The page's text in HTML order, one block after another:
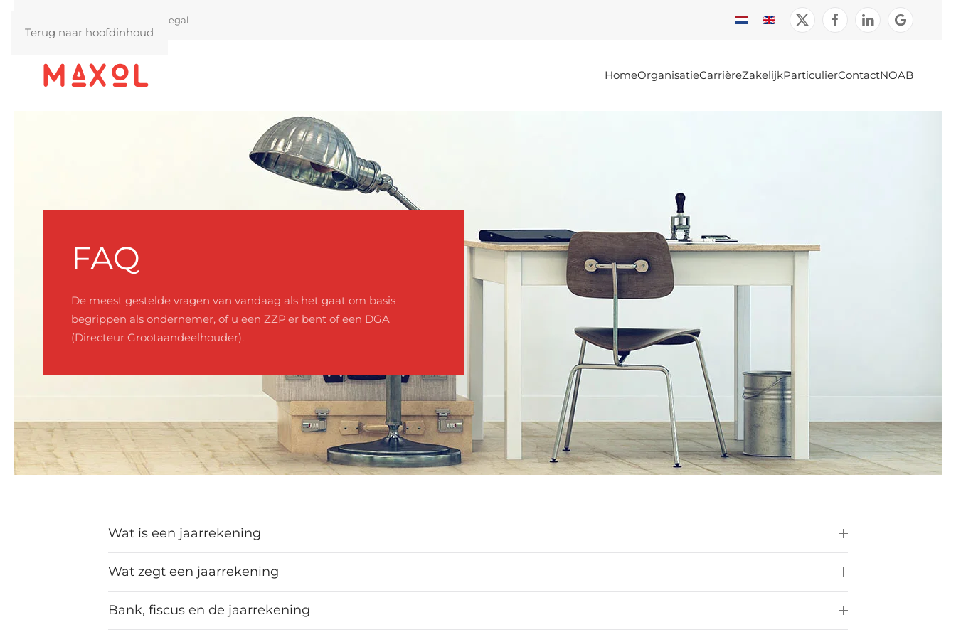
Terug naar hoofdinhoud
Legal
HomeOrganisatieCarrièreZakelijkParticulierContactNOAB
FAQ
De meest gestelde vragen van vandaag als het gaat om basis
begrippen als ondernemer, of u een ZZP'er bent of een DGA
(Directeur Grootaandeelhouder).
Wat is een jaarrekening
Wat zegt een jaarrekening
Bank, fiscus en de jaarrekening